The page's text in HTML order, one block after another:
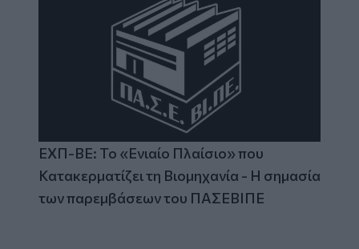
ΕΧΠ-ΒΕ: Το «Ενιαίο Πλαίσιο» που
Κατακερματίζει τη Βιομηχανία - Η σημασία
των παρεμβάσεων του ΠΑΣΕΒΙΠΕ